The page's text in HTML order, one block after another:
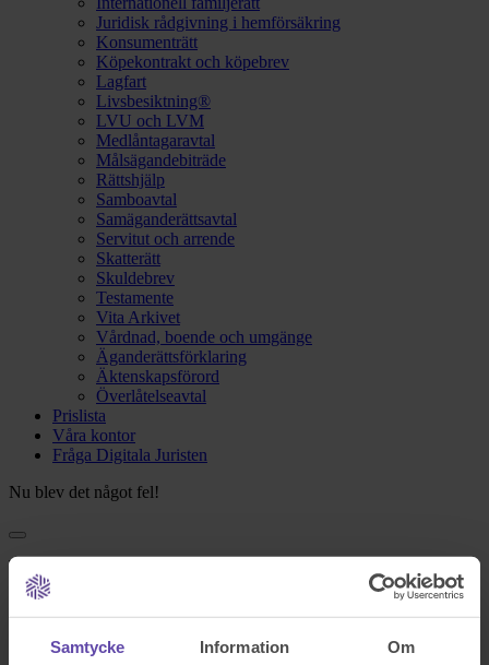
Samtycke Information Om
Juridisk rådgivning i hemförsäkring
Konsumenträtt
Köpekontrakt och köpebrev
Lagfart
Livsbesiktning®
LVU och LVM
Medlåntagaravtal
Målsägandebiträde
Rättshjälp
Samboavtal
Samäganderättsavtal
Servitut och arrende
Skatterätt
Skuldebrev
Testamente
Vita Arkivet
Vårdnad, boende och umgänge
Äganderättsförklaring
Äktenskapsförord
Överlåtelseavtal
Prislista
Våra kontor
Fråga Digitala Juristen
Nu blev det något fel!
Testa igen och om det fortfarande inte fungerar kontakta oss på
support@familjensjurist.se.